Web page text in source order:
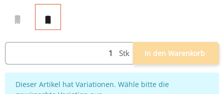
Stk In den Warenkorb
x
Dieser Artikel hat Variationen. Wähle bitte die